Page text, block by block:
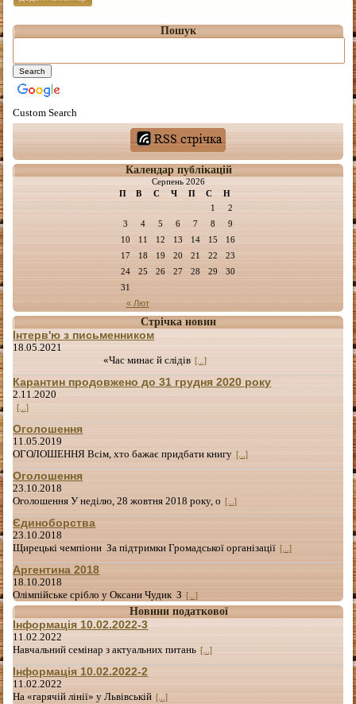
Пошук
Custom Search
Календар публікацій
Серпень 2026
П
В С Ч П С Н
« Лют
1
2
3
4 5 6 7 8
9
10
11 12 13 14 15
16
17
18 19 20 21 22
23
24
25 26 27 28 29
30
31
Стрічка новин
Інтерв'ю з письменником
18.05.2021
«Час минає й слідів [...]
Карантин продовжено до 31 грудня 2020 року
2.11.2020
[...]
Оголошення
11.05.2019
ОГОЛОШЕННЯ Всім, хто бажає придбати книгу [...]
Оголошення
23.10.2018
Оголошення У неділю, 28 жовтня 2018 року, о [...]
Єдиноборства
23.10.2018
Щирецькі чемпіони За підтримки Громадської організації [...]
Аргентина 2018
18.10.2018
Олімпійське срібло у Оксани Чудик З [...]
Новини податкової
Інформація 10.02.2022-3
11.02.2022
Навчальний семінар з актуальних питань [...]
Інформація 10.02.2022-2
11.02.2022
На «гарячій лінії» у Львівській [...]